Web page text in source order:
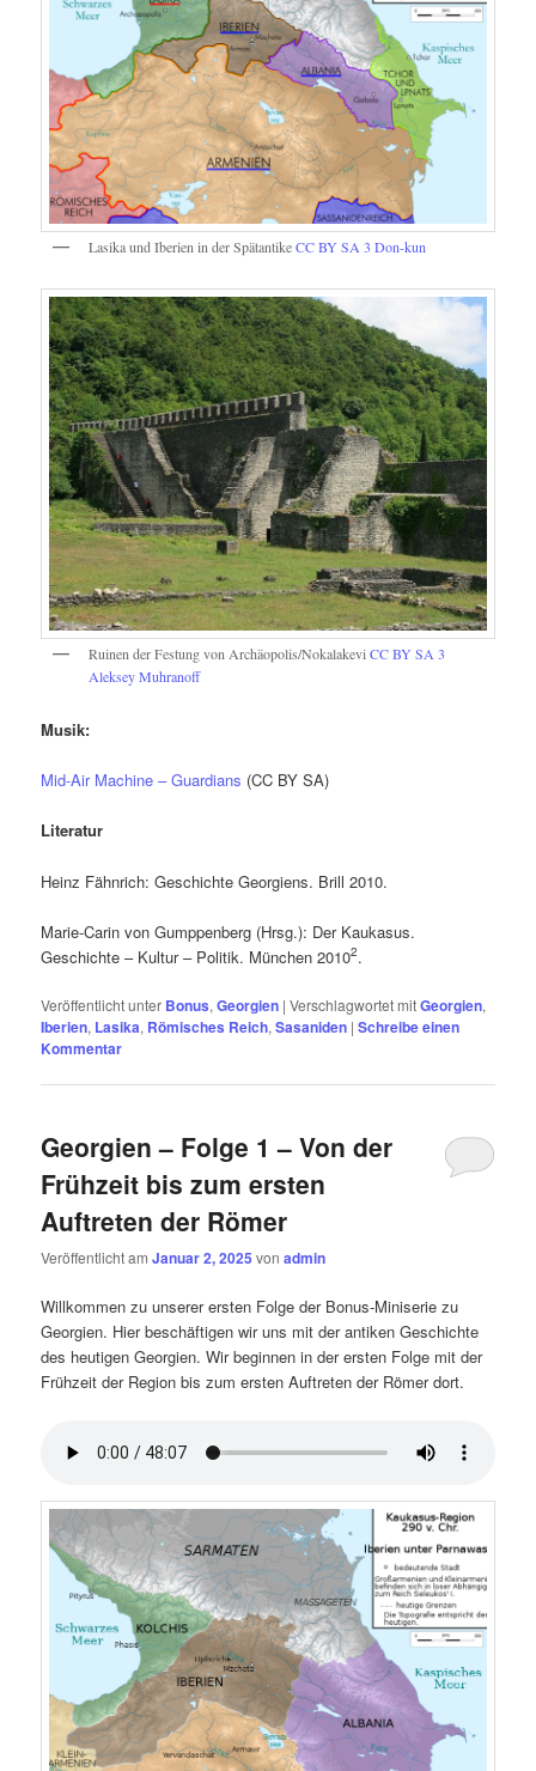
Lasika und Iberien in der SpätantikeCC BY SA 3 Don-kun
Ruinen der Festung von Archäopolis/NokalakeviCC BY SA 3
Aleksey Muhranoff
Musik:
Mid-Air Machine – Guardians (CC BY SA)
Literatur
Heinz Fähnrich: Geschichte Georgiens. Brill 2010.
Marie-Carin von Gumppenberg (Hrsg.): Der Kaukasus.
Geschichte – Kultur – Politik. München 20102.
Veröffentlicht unter Bonus,Georgien |Verschlagwortet mitGeorgien,
Iberien, Lasika, Römisches Reich,Sasaniden |Schreibe einen
Kommentar
Georgien – Folge 1 – Von der
Frühzeit bis zum ersten
Auftreten der Römer
Veröffentlicht amJanuar 2, 2025 vonadmin
Willkommen zu unserer ersten Folge der Bonus-Miniserie zu
Georgien. Hier beschäftigen wir uns mit der antiken Geschichte
des heutigen Georgien. Wir beginnen in der ersten Folge mit der
Frühzeit der Region bis zum ersten Auftreten der Römer dort.